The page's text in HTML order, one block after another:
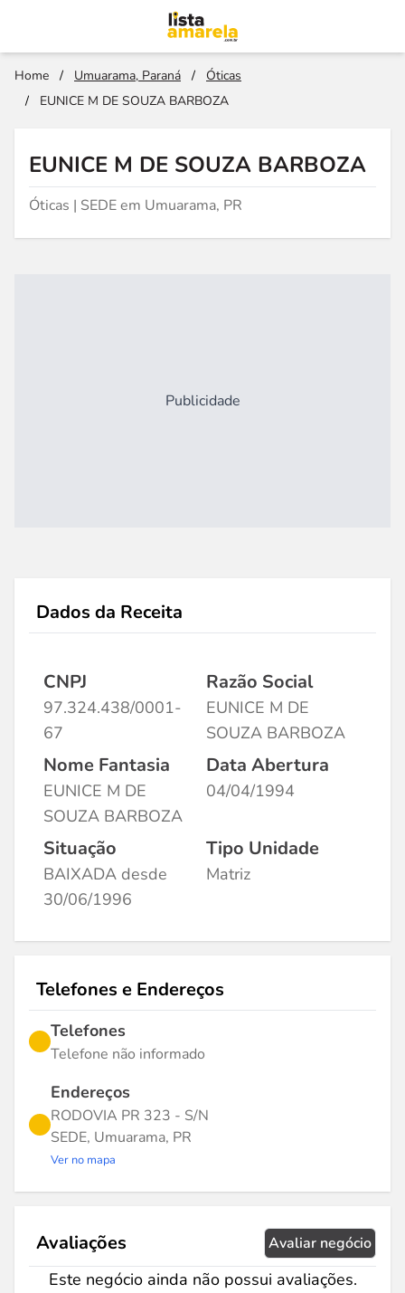
Home / Umuarama, Paraná /
Óticas
/
EUNICE M DE SOUZA BARBOZA
EUNICE M DE SOUZA BARBOZA
Óticas | SEDE em Umuarama, PR
Publicidade
Dados da Receita
CNPJ
97.324.438/0001-
67
Razão Social
EUNICE M DE
SOUZA BARBOZA
Nome Fantasia
EUNICE M DE
SOUZA BARBOZA
Data Abertura
04/04/1994
Situação
BAIXADA desde
30/06/1996
Tipo Unidade
Matriz
Telefones e Endereços
Telefones
Telefone não informado
Endereços
RODOVIA PR 323 - S/N
SEDE, Umuarama, PR
Ver no mapa
Avaliações Avaliar negócio
Este negócio ainda não possui avaliações.